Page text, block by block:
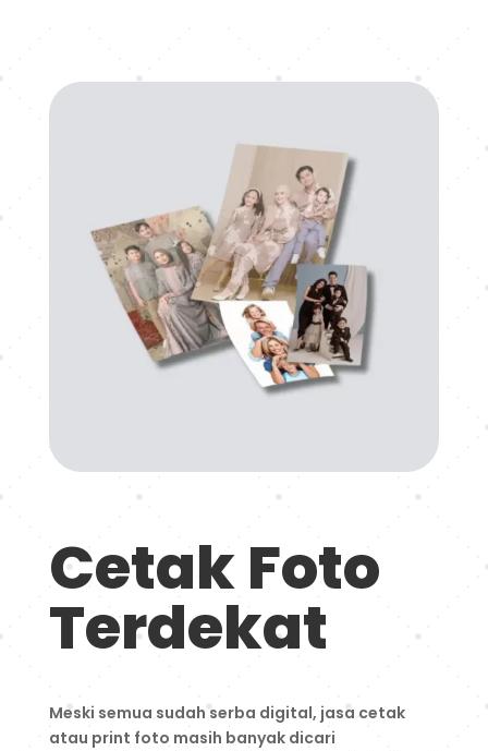
Cetak Foto
Terdekat
Meski semua sudah serba digital, jasa cetak
atau print foto masih banyak dicari